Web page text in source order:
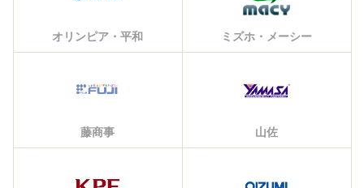
オリンピア・平和 ミズホ・メーシー
藤商事 山佐